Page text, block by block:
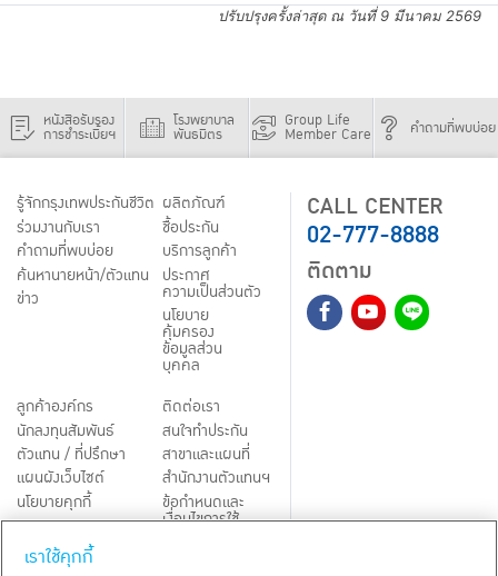
ปรับปรุงครั้งล่าสุด ณ วันที่ 9 มีนาคม 2569
หนังสือรับรอง
การชำระเบี้ยฯ
โรงพยาบาล
พันธมิตร
Group Life
Member Care คำถามที่พบบ่อย
รู้จักกรุงเทพประกันชีวิต
ร่วมงานกับเรา
คำถามที่พบบ่อย
ค้นหานายหน้า/ตัวแทน
ข่าว
ผลิตภัณฑ์
ชื้อประกัน
บริการลูกค้า
ประกาศ
ความเป็นส่วนตัว
นโยบาย
คุ้มครอง
ข้อมูลส่วน
บุคคล
ลูกค้าองค์กร
นักลงทุนสัมพันธ์
ตัวแทน / ที่ปรึกษา
แผนผังเว็บไซต์
นโยบายคุกกี้
Third-Party Notices
ติดต่อเรา
สนใจทำประกัน
สาขาและแผนที่
สำนักงานตัวแทนฯ
ข้อกำหนดและ
เงื่อนไขการใช้
CALL CENTER
02-777-8888
ติดตาม
เราใช้คุกกี้